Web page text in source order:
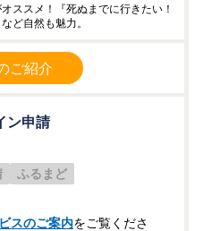
ススメ！『死ぬまでに行きたい！
ど自然も魅力。
ご紹介
ン申請
ふるまど
スのご案内をご覧くださ